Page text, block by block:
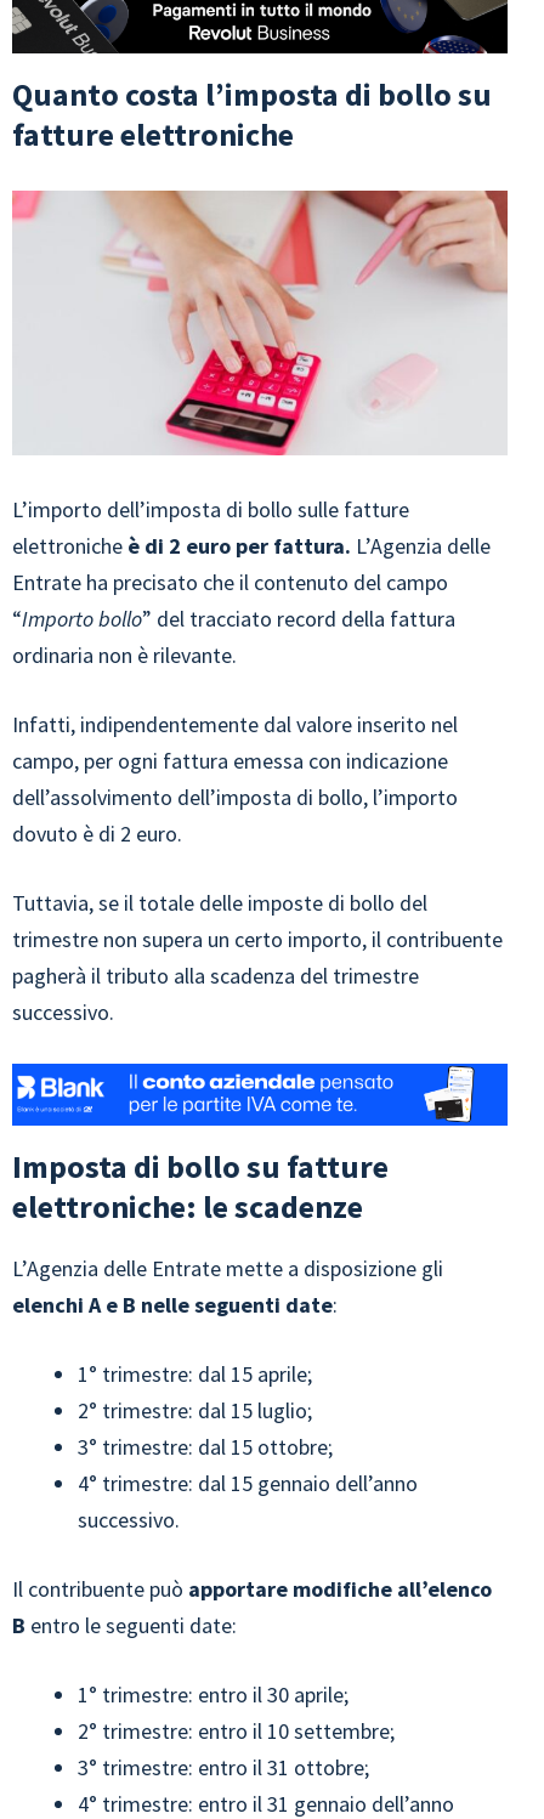
Quanto costa l’imposta di bollo su
fatture elettroniche
L’importo dell’imposta di bollo sulle fatture
elettroniche è di 2 euro per fattura. L’Agenzia delle
Entrate ha precisato che il contenuto del campo
“Importo bollo” del tracciato record della fattura
ordinaria non è rilevante.
Infatti, indipendentemente dal valore inserito nel
campo, per ogni fattura emessa con indicazione
dell’assolvimento dell’imposta di bollo, l’importo
dovuto è di 2 euro.
Tuttavia, se il totale delle imposte di bollo del
trimestre non supera un certo importo, il contribuente
pagherà il tributo alla scadenza del trimestre
successivo.
Imposta di bollo su fatture
elettroniche: le scadenze
L’Agenzia delle Entrate mette a disposizione gli
elenchi A e B nelle seguenti date:
1° trimestre: dal 15 aprile;
2° trimestre: dal 15 luglio;
3° trimestre: dal 15 ottobre;
4° trimestre: dal 15 gennaio dell’anno
successivo.
Il contribuente può apportare modifiche all’elenco
B entro le seguenti date:
1° trimestre: entro il 30 aprile;
2° trimestre: entro il 10 settembre;
3° trimestre: entro il 31 ottobre;
4° trimestre: entro il 31 gennaio dell’anno